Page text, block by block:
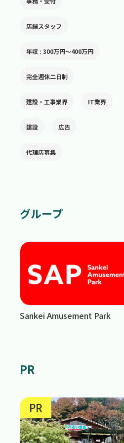
店舗スタッフ
年収 : 300万円〜400万円
完全週休二日制
建設・工事業界 IT業界
建設 広告
代理店募集
グループ
Sankei Amusement Park
PR